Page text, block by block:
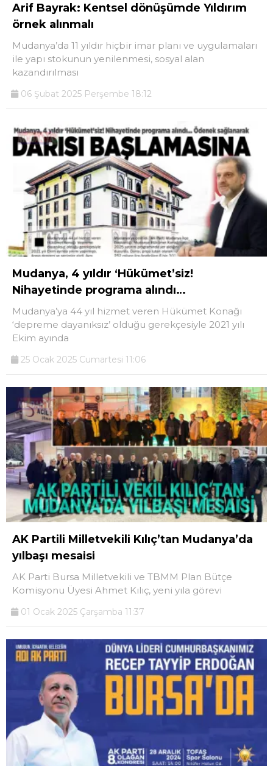
Arif Bayrak: Kentsel dönüşümde Yıldırım
örnek alınmalı
Mudanya’da 11 yıldır hiçbir imar planı ve uygulamaları
ile yapı stokunun yenilenmesi, sosyal alan
kazandırılması
06 Şubat 2025 Perşembe 18:12
Mudanya, 4 yıldır ‘Hükümet’siz!
Nihayetinde programa alındı…
Mudanya’ya 44 yıl hizmet veren Hükümet Konağı
‘depreme dayanıksız’ olduğu gerekçesiyle 2021 yılı
Ekim ayında
25 Ocak 2025 Cumartesi 11:06
AK Partili Milletvekili Kılıç’tan Mudanya’da
yılbaşı mesaisi
AK Parti Bursa Milletvekili ve TBMM Plan Bütçe
Komisyonu Üyesi Ahmet Kılıç, yeni yıla görevi
01 Ocak 2025 Çarşamba 11:37